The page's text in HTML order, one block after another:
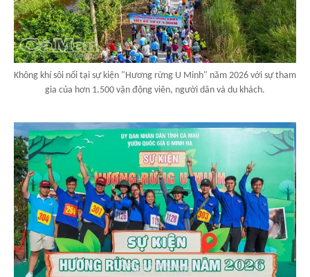
Không khí sôi nổi tại sự kiện "Hương rừng U Minh" năm 2026 với sự tham
gia của hơn 1.500 vận động viên, người dân và du khách.